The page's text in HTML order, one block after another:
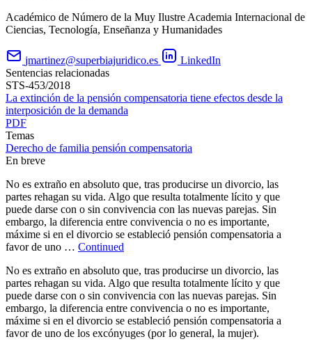
Académico de Número de la Muy Ilustre Academia Internacional de
Ciencias, Tecnología, Enseñanza y Humanidades
jmartinez@superbiajuridico.es
LinkedIn
Sentencias relacionadas
STS-453/2018
La extinción de la pensión compensatoria tiene efectos desde la
interposición de la demanda
PDF
Temas
Derecho de familia pensión compensatoria
En breve
No es extraño en absoluto que, tras producirse un divorcio, las
partes rehagan su vida. Algo que resulta totalmente lícito y que
puede darse con o sin convivencia con las nuevas parejas. Sin
embargo, la diferencia entre convivencia o no es importante,
máxime si en el divorcio se estableció pensión compensatoria a
favor de uno … Continued
No es extraño en absoluto que, tras producirse un divorcio, las
partes rehagan su vida. Algo que resulta totalmente lícito y que
puede darse con o sin convivencia con las nuevas parejas. Sin
embargo, la diferencia entre convivencia o no es importante,
máxime si en el divorcio se estableció pensión compensatoria a
favor de uno de los excónyuges (por lo general, la mujer).